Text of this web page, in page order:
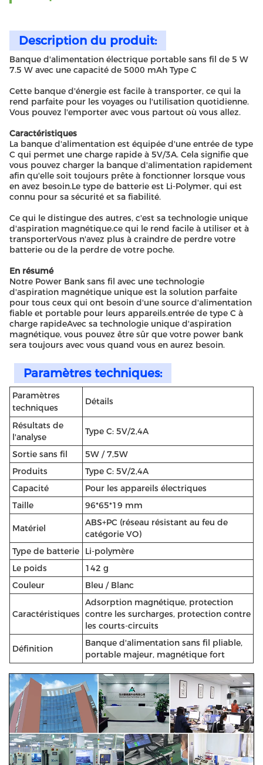
Description du produit:
Banque d'alimentation électrique portable sans fil de 5 W
7.5 W avec une capacité de 5000 mAh Type C
Cette banque d'énergie est facile à transporter, ce qui la
rend parfaite pour les voyages ou l'utilisation quotidienne.
Vous pouvez l'emporter avec vous partout où vous allez.
Caractéristiques
La banque d'alimentation est équipée d'une entrée de type
C qui permet une charge rapide à 5V/3A. Cela signifie que
vous pouvez charger la banque d'alimentation rapidement
afin qu'elle soit toujours prête à fonctionner lorsque vous
en avez besoin.Le type de batterie est Li-Polymer, qui est
connu pour sa sécurité et sa fiabilité.
Ce qui le distingue des autres, c'est sa technologie unique
d'aspiration magnétique.ce qui le rend facile à utiliser et à
transporterVous n'avez plus à craindre de perdre votre
batterie ou de la perdre de votre poche.
En résumé
Notre Power Bank sans fil avec une technologie
d'aspiration magnétique unique est la solution parfaite
pour tous ceux qui ont besoin d'une source d'alimentation
fiable et portable pour leurs appareils.entrée de type C à
charge rapideAvec sa technologie unique d'aspiration
magnétique, vous pouvez être sûr que votre power bank
sera toujours avec vous quand vous en aurez besoin.
Paramètres techniques:
Paramètres
techniques
Détails
Résultats de
l'analyse
Type C: 5V/2,4A
Sortie sans fil
5W / 7,5W
Produits
Type C: 5V/2,4A
Capacité
Pour les appareils électriques
Taille
96*65*19 mm
Matériel
ABS+PC (réseau résistant au feu de
catégorie VO)
Type de batterie
Li-polymère
Le poids
142 g
Couleur
Bleu / Blanc
Caractéristiques
Adsorption magnétique, protection
contre les surcharges, protection contre
les courts-circuits
Définition
Banque d'alimentation sans fil pliable,
portable majeur, magnétique fort